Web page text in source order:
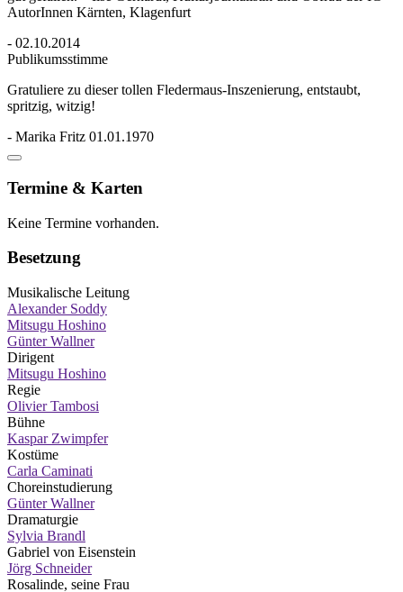
AutorInnen Kärnten, Klagenfurt
- 02.10.2014
Publikumsstimme
Gratuliere zu dieser tollen Fledermaus-Inszenierung, entstaubt,
spritzig, witzig!
- Marika Fritz 01.01.1970
Termine & Karten
Keine Termine vorhanden.
Besetzung
Musikalische Leitung
Alexander Soddy
Mitsugu Hoshino
Günter Wallner
Dirigent
Mitsugu Hoshino
Regie
Olivier Tambosi
Bühne
Kaspar Zwimpfer
Kostüme
Carla Caminati
Choreinstudierung
Günter Wallner
Dramaturgie
Sylvia Brandl
Gabriel von Eisenstein
Jörg Schneider
Rosalinde, seine Frau